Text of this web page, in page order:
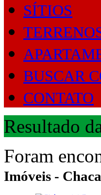
SÍTIOS
BUSCAR
CONTATO
Resultado
Foram
Imóveis -